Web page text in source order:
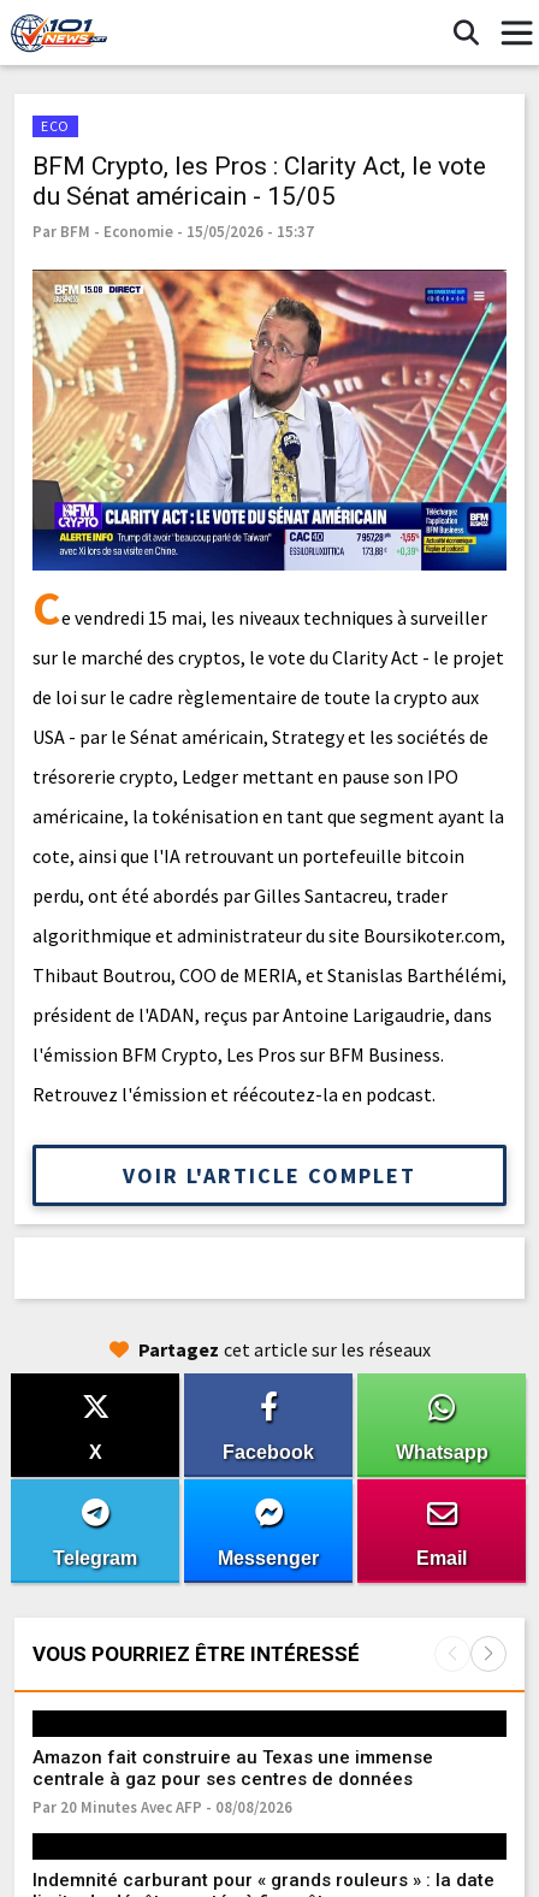
ECO
BFM Crypto, les Pros : Clarity Act, le vote
du Sénat américain - 15/05
Par BFM - Economie - 15/05/2026 - 15:37
Ce vendredi 15 mai, les niveaux techniques à surveiller
sur le marché des cryptos, le vote du Clarity Act - le projet
de loi sur le cadre règlementaire de toute la crypto aux
USA - par le Sénat américain, Strategy et les sociétés de
trésorerie crypto, Ledger mettant en pause son IPO
américaine, la tokénisation en tant que segment ayant la
cote, ainsi que l'IA retrouvant un portefeuille bitcoin
perdu, ont été abordés par Gilles Santacreu, trader
algorithmique et administrateur du site Boursikoter.com,
Thibaut Boutrou, COO de MERIA, et Stanislas Barthélémi,
président de l'ADAN, reçus par Antoine Larigaudrie, dans
l'émission BFM Crypto, Les Pros sur BFM Business.
Retrouvez l'émission et réécoutez-la en podcast.
VOIR L'ARTICLE COMPLET
Partagez cet article sur les réseaux
X Facebook Whatsapp
Telegram Messenger Email
VOUS POURRIEZ ÊTRE INTÉRESSÉ
Amazon fait construire au Texas une immense
centrale à gaz pour ses centres de données
Par 20 Minutes Avec AFP - 08/08/2026
Indemnité carburant pour « grands rouleurs » : la date